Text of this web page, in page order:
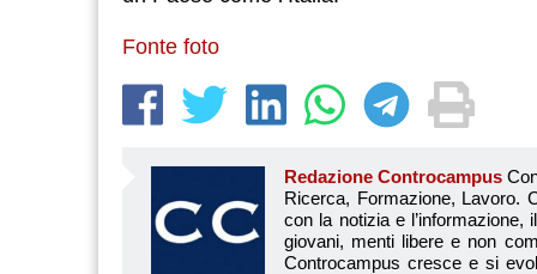
Fonte foto
Redazione Controcampus Controcampus è Il magazine più letto dai giovani su: Scuola, Università, Ricerca, Formazione, Lavoro. Controcampus nasce nell’ottobre 2001 con la missione di affiancare con la notizia e l’informazione, il mondo dell’istruzione e dell’università. Il suo cuore pulsante sono i giovani, menti libere e non compromesse da nessun interesse di parte. Il progetto è ambizioso e Controcampus cresce e si evolve arricchendo il proprio staff con nuovi giovani vogliosi di